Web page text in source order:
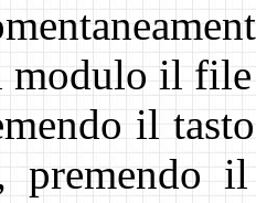
modulo il file
il
premendo